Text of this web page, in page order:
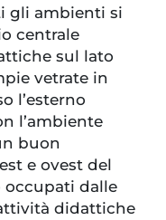
gli ambienti si
centrale
sul lato
vetrate in
l’esterno
l’ambiente
buon
e ovest del
occupati dalle
didattiche